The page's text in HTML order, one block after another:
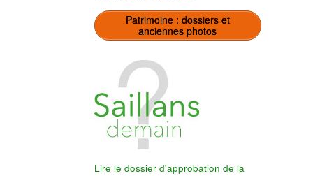
Patrimoine : dossiers et
anciennes photos
Lire le dossier d'approbation de la